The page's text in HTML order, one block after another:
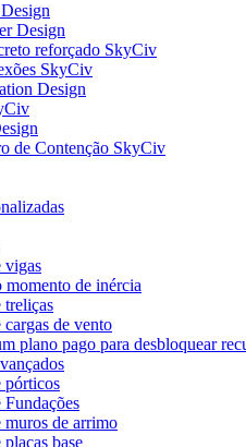
Design
reforçado SkyCiv
SkyCiv
Design
de Contenção SkyCiv
vigas
momento de inércia
treliças
de vento
plano pago para desbloquear
pórticos
muros de arrimo
base